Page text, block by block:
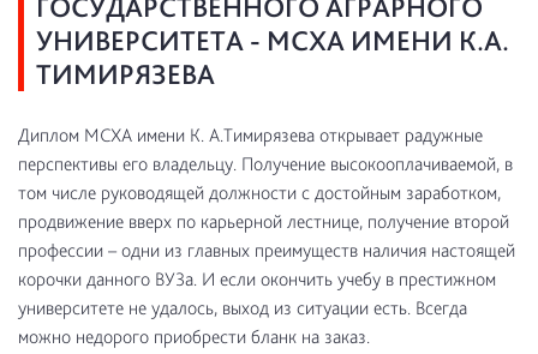
УНИВЕРСИТЕТА - МСХА ИМЕНИ К.А.
ТИМИРЯЗЕВА
Диплом МСХА имени К. А.Тимирязева открывает радужные
перспективы его владельцу. Получение высокооплачиваемой, в
том числе руководящей должности с достойным заработком,
продвижение вверх по карьерной лестнице, получение второй
профессии – одни из главных преимуществ наличия настоящей
корочки данного ВУЗа. И если окончить учебу в престижном
университете не удалось, выход из ситуации есть. Всегда
можно недорого приобрести бланк на заказ.